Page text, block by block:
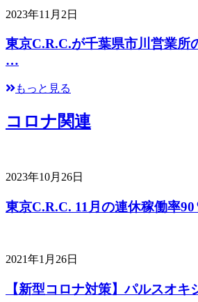
2023年11月2日
東京C.R.C.が千葉県市川営業所
…
もっと見る
コロナ関連
2023年10月26日
東京C.R.C. 11月の連休稼働率
2021年1月26日
【新型コロナ対策】パルスオキ